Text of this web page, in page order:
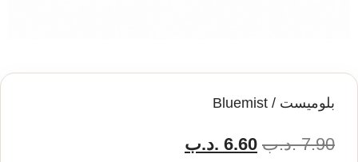
بلوميست / Bluemist
7.90 .د.ب 6.60 .د.ب